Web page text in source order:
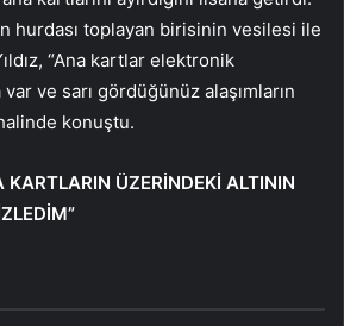
hurdası toplayan birisinin vesilesi ile
“Ana kartlar elektronik
ve sarı gördüğünüz alaşımların
konuştu.
KARTLARIN ÜZERİNDEKİ ALTININ